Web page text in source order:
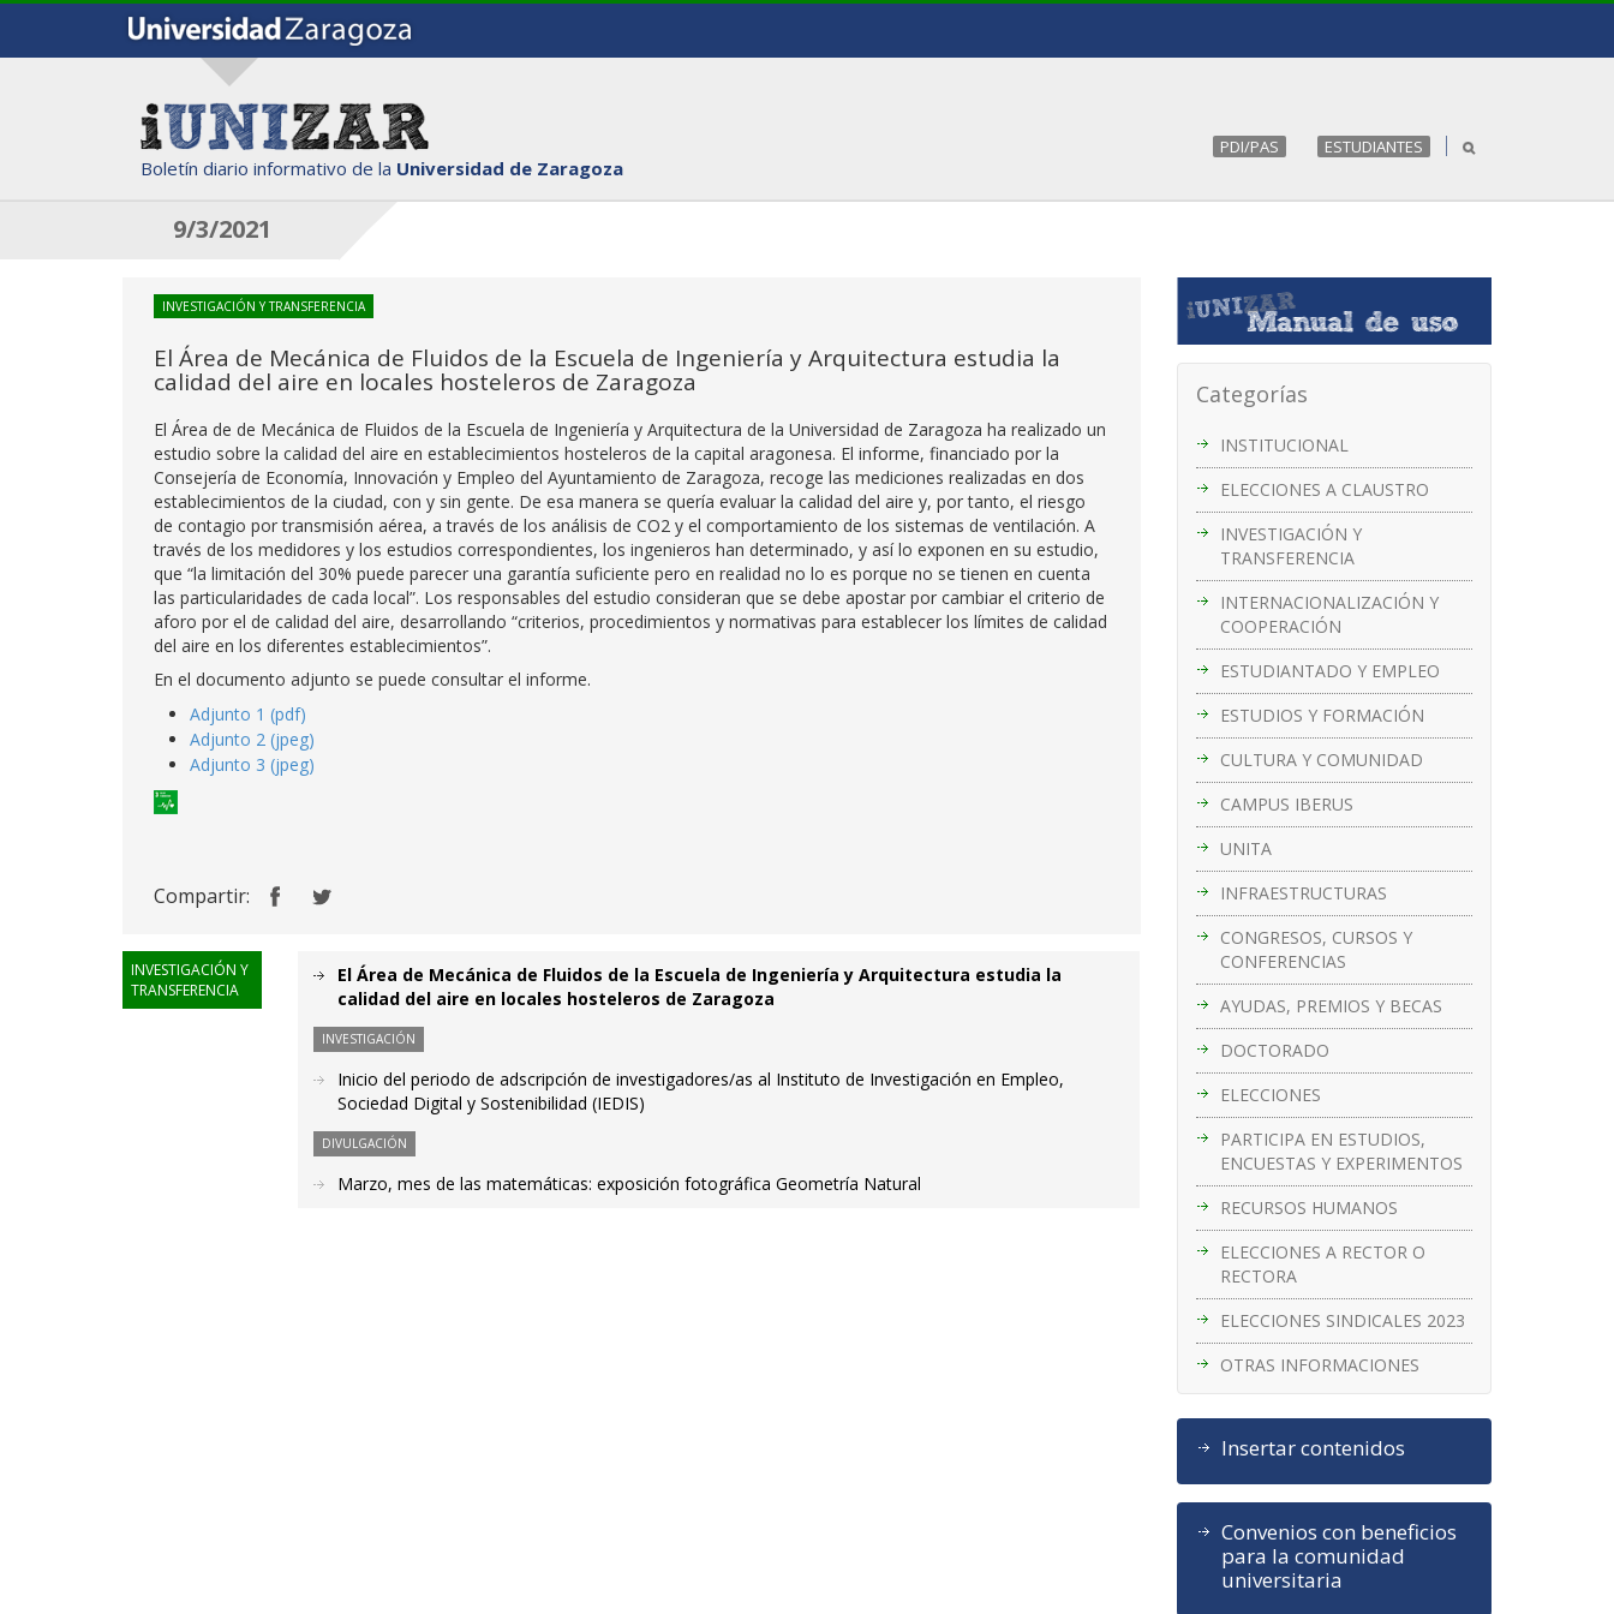
Boletín diario informativo de la Universidad de Zaragoza
PDI/PAS ESTUDIANTES
9/3/2021
Categorías
INSTITUCIONAL
ELECCIONES A CLAUSTRO
INVESTIGACIÓN Y
TRANSFERENCIA
INTERNACIONALIZACIÓN Y
COOPERACIÓN
ESTUDIANTADO Y EMPLEO
ESTUDIOS Y FORMACIÓN
CULTURA Y COMUNIDAD
CAMPUS IBERUS
UNITA
INFRAESTRUCTURAS
CONGRESOS, CURSOS Y
CONFERENCIAS
AYUDAS, PREMIOS Y BECAS
DOCTORADO
ELECCIONES
PARTICIPA EN ESTUDIOS,
ENCUESTAS Y EXPERIMENTOS
RECURSOS HUMANOS
ELECCIONES A RECTOR O
RECTORA
ELECCIONES SINDICALES 2023
OTRAS INFORMACIONES
Insertar contenidos
Convenios con beneficios
para la comunidad
universitaria
INVESTIGACIÓN Y TRANSFERENCIA
El Área de Mecánica de Fluidos de la Escuela de Ingeniería y Arquitectura estudia la
calidad del aire en locales hosteleros de Zaragoza
El Área de de Mecánica de Fluidos de la Escuela de Ingeniería y Arquitectura de la Universidad de Zaragoza ha realizado un
estudio sobre la calidad del aire en establecimientos hosteleros de la capital aragonesa. El informe, financiado por la
Consejería de Economía, Innovación y Empleo del Ayuntamiento de Zaragoza, recoge las mediciones realizadas en dos
establecimientos de la ciudad, con y sin gente. De esa manera se quería evaluar la calidad del aire y, por tanto, el riesgo
de contagio por transmisión aérea, a través de los análisis de CO2 y el comportamiento de los sistemas de ventilación. A
través de los medidores y los estudios correspondientes, los ingenieros han determinado, y así lo exponen en su estudio,
que “la limitación del 30% puede parecer una garantía suficiente pero en realidad no lo es porque no se tienen en cuenta
las particularidades de cada local”. Los responsables del estudio consideran que se debe apostar por cambiar el criterio de
aforo por el de calidad del aire, desarrollando “criterios, procedimientos y normativas para establecer los límites de calidad
del aire en los diferentes establecimientos”.
En el documento adjunto se puede consultar el informe.
Adjunto 1 (pdf)
Adjunto 2 (jpeg)
Adjunto 3 (jpeg)
Compartir:
INVESTIGACIÓN Y
TRANSFERENCIA
El Área de Mecánica de Fluidos de la Escuela de Ingeniería y Arquitectura estudia la
calidad del aire en locales hosteleros de Zaragoza
INVESTIGACIÓN
Inicio del periodo de adscripción de investigadores/as al Instituto de Investigación en Empleo,
Sociedad Digital y Sostenibilidad (IEDIS)
DIVULGACIÓN
Marzo, mes de las matemáticas: exposición fotográfica Geometría Natural